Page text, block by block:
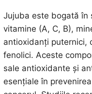
Jujuba este bogată în
vitamine (A, C, B),
antioxidanți puternici,
fenolici. Aceste
sale antioxidante și
esențiale în